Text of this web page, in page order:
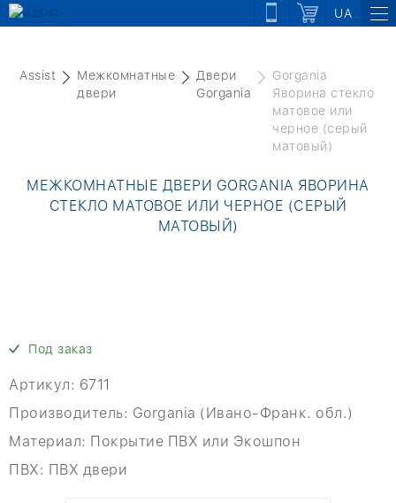
UA
Assist
Межкомнатные
двери
Двери
Gorgania
Gorgania
Яворина стекло
матовое или
черное (серый
матовый)
МЕЖКОМНАТНЫЕ ДВЕРИ GORGANIA ЯВОРИНА
СТЕКЛО МАТОВОЕ ИЛИ ЧЕРНОЕ (СЕРЫЙ
МАТОВЫЙ)
Под заказ
Артикул: 6711
Производитель: Gorgania (Ивано-Франк. обл.)
Материал: Покрытие ПВХ или Экошпон
ПВХ: ПВХ двери